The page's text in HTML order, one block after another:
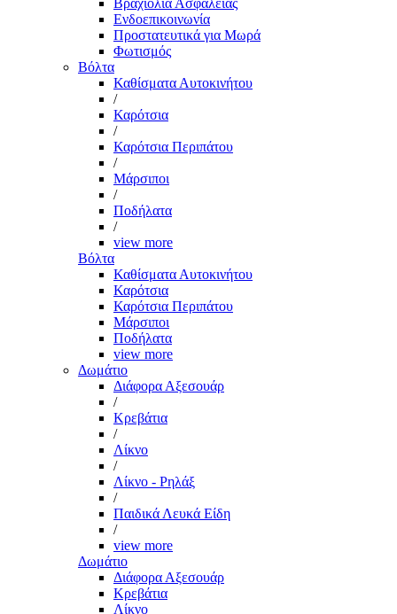
Βραχιόλια Ασφαλείας
Ενδοεπικοινωνία
Προστατευτικά για Μωρά
Φωτισμός
Βόλτα
Καθίσματα Αυτοκινήτου
/
Καρότσια
/
Καρότσια Περιπάτου
/
Μάρσιποι
/
Ποδήλατα
/
view more
Βόλτα
Καθίσματα Αυτοκινήτου
Καρότσια
Καρότσια Περιπάτου
Μάρσιποι
Ποδήλατα
view more
Δωμάτιο
Διάφορα Αξεσουάρ
/
Κρεβάτια
/
Λίκνο
/
Λίκνο - Ρηλάξ
/
Παιδικά Λευκά Είδη
/
view more
Δωμάτιο
Διάφορα Αξεσουάρ
Κρεβάτια
Λίκνο